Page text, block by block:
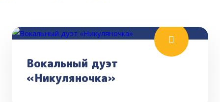
Вокальный дуэт
«Никуляночка»